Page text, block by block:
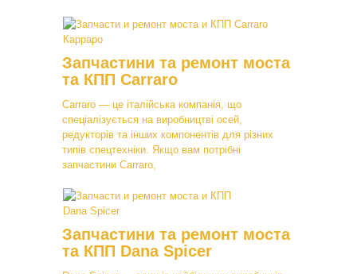
Запчастини та ремонт моста
та КПП Carraro
Carraro — це італійська компанія, що
спеціалізується на виробництві осей,
редукторів та інших компонентів для різних
типів спецтехніки. Якщо вам потрібні
запчастини Carraro,
Запчастини та ремонт моста
та КПП Dana Spicer